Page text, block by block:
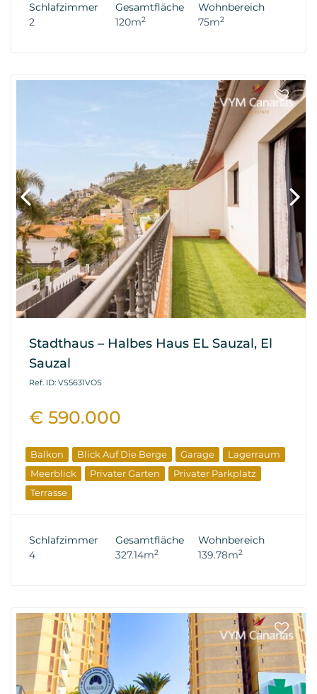
Schlafzimmer
2
Gesamtfläche
120m2
Wohnbereich
75m2
Stadthaus – Halbes Haus EL Sauzal, El
Sauzal
Ref. ID: VS5631VOS
€ 590.000
Balkon Blick Auf Die Berge Garage
Lagerraum
Meerblick
Privater Garten
Privater Parkplatz
Terrasse
Schlafzimmer
4
Gesamtfläche
327.14m2
Wohnbereich
139.78m2